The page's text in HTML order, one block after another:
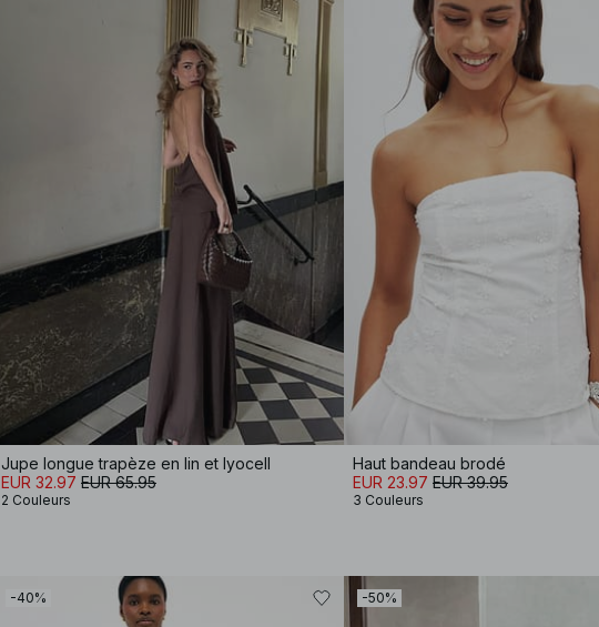
Jupe longue trapèze en lin et lyocell
EUR 32.97 EUR 65.95
2 Couleurs
Haut bandeau brodé
EUR 23.97 EUR 39.95
3 Couleurs
-40% -50%